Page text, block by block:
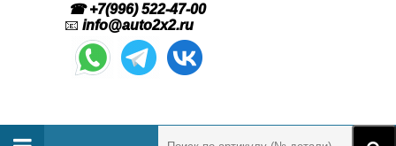
☎ +7(996) 522-47-00
📧 info@auto2x2.ru